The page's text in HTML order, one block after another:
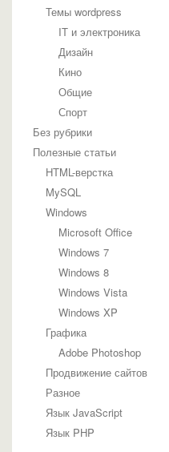
Темы wordpress
IT и электроника
Дизайн
Кино
Общие
Спорт
Без рубрики
Полезные статьи
HTML-верстка
MySQL
Windows
Microsoft Office
Windows 7
Windows 8
Windows Vista
Windows XP
Графика
Adobe Photoshop
Продвижение сайтов
Разное
Язык JavaScript
Язык PHP